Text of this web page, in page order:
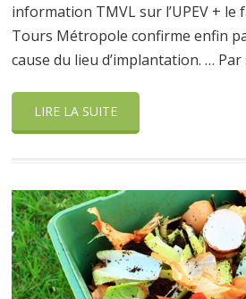
information TMVL sur l’UPEV +
Tours Métropole confirme enfin
cause du lieu d’implantation. …
LIRE LA SUITE